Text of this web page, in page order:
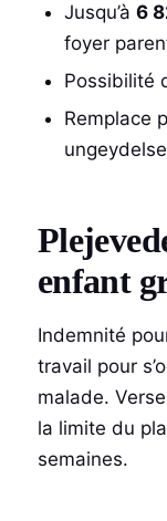
Jusqu’à 6
foyer
Possibilité
Remplace
enfant
Indemnité
travail pour
malade.
la limite du
semaines.